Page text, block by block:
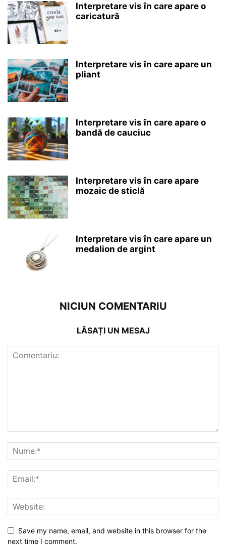
Interpretare vis în care apare o
caricatură
Interpretare vis în care apare un
pliant
Interpretare vis în care apare o
bandă de cauciuc
Interpretare vis în care apare
mozaic de sticlă
Interpretare vis în care apare un
medalion de argint
NICIUN COMENTARIU
LĂSAȚI UN MESAJ
Save my name, email, and website in this browser for the
next time I comment.